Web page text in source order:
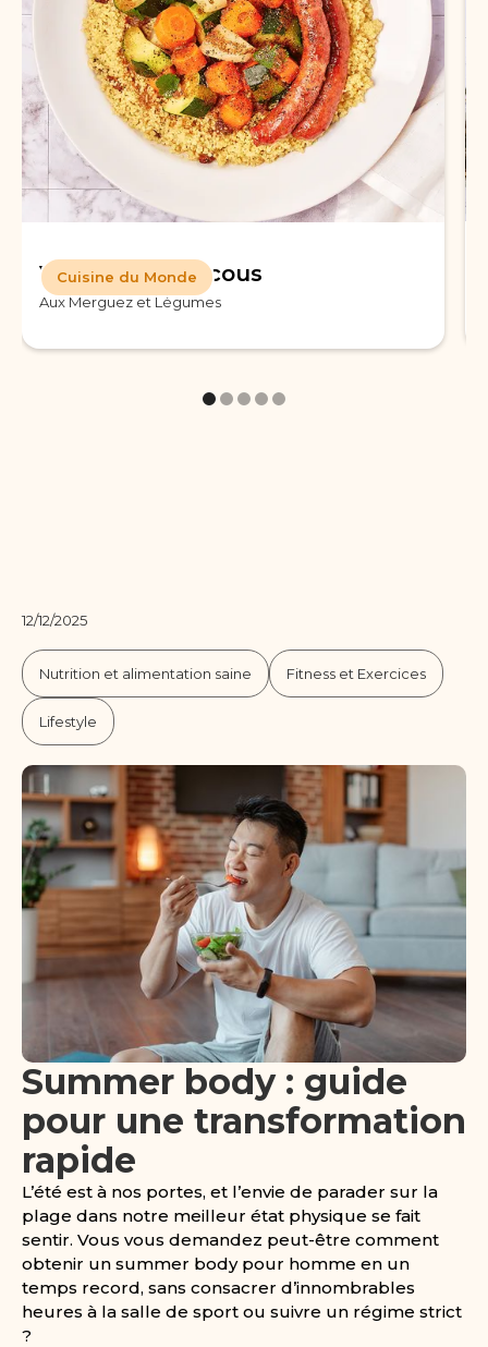
Véritable Couscous
Aux Merguez et Légumes
Cuisine du Monde
12/12/2025
Nutrition et alimentation saine Fitness et Exercices
Lifestyle
Summer body : guide
pour une transformation
rapide
L’été est à nos portes, et l’envie de parader sur la
plage dans notre meilleur état physique se fait
sentir. Vous vous demandez peut-être comment
obtenir un summer body pour homme en un
temps record, sans consacrer d’innombrables
heures à la salle de sport ou suivre un régime strict
?